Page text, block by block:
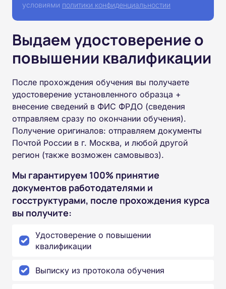
условиями политики конфиденциальностии
Выдаем удостоверение о
повышении квалификации
После прохождения обучения вы получаете
удостоверение установленного образца +
внесение сведений в ФИС ФРДО (сведения
отправляем сразу по окончании обучения).
Получение оригиналов: отправляем документы
Почтой России в г. Москва, и любой другой
регион (также возможен самовывоз).
Мы гарантируем 100% принятие
документов работодателями и
госструктурами, после прохождения курса
вы получите:
Удостоверение о повышении
квалификации
Выписку из протокола обучения